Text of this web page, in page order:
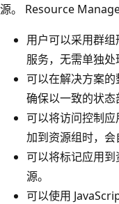
源。 Resource
用户可以采用群
服务，无需单独处
可以在解决方案的
确保以一致的状态
可以将访问控制
加到资源组时，会
可以将标记应用
源。
可以使用